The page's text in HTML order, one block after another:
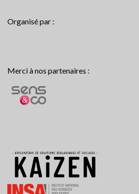
Organisé par :
Merci à nos partenaires :